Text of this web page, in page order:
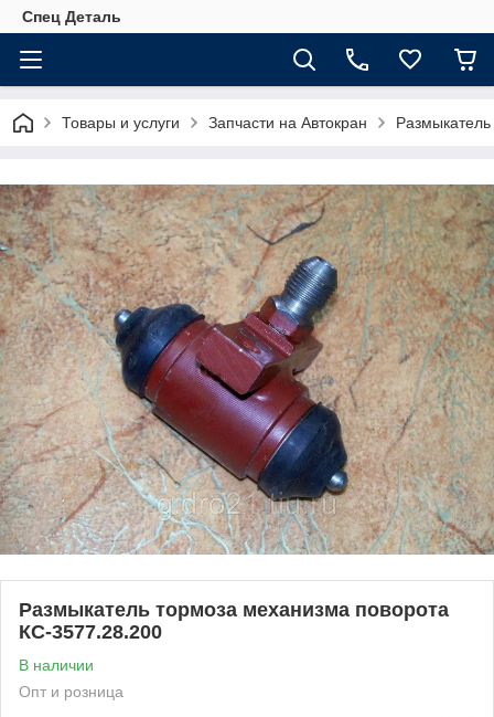
Спец Деталь
Товары и услуги Запчасти на Автокран
Размыкатель тормоза механизма поворота
КС-3577.28.200
В наличии
Опт и розница